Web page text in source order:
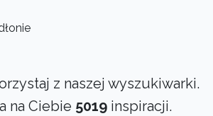
z naszej wyszukiwarki.
na Ciebie 5019 inspiracji.